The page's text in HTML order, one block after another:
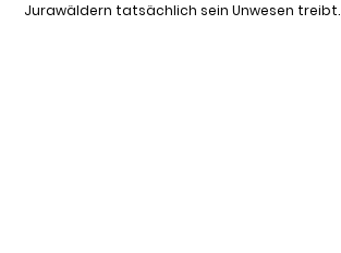
Jurawäldern tatsächlich sein Unwesen treibt.